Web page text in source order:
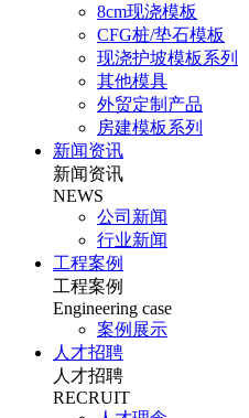
8cm现浇模板
CFG桩/垫石模板
现浇护坡模板系列
其他模具
外贸定制产品
房建模板系列
新闻资讯
新闻资讯
NEWS
公司新闻
行业新闻
工程案例
工程案例
Engineering case
案例展示
人才招聘
人才招聘
RECRUIT